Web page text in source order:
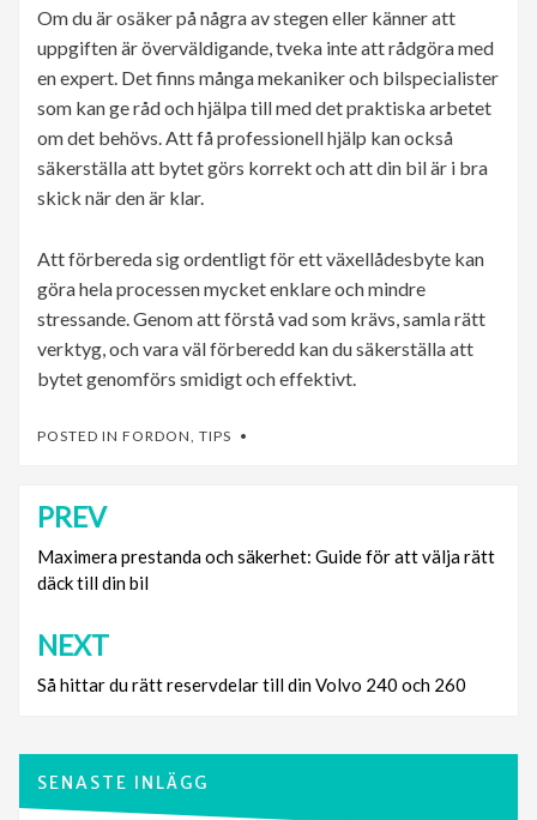
Om du är osäker på några av stegen eller känner att
uppgiften är överväldigande, tveka inte att rådgöra med
en expert. Det finns många mekaniker och bilspecialister
som kan ge råd och hjälpa till med det praktiska arbetet
om det behövs. Att få professionell hjälp kan också
säkerställa att bytet görs korrekt och att din bil är i bra
skick när den är klar.
Att förbereda sig ordentligt för ett växellådesbyte kan
göra hela processen mycket enklare och mindre
stressande. Genom att förstå vad som krävs, samla rätt
verktyg, och vara väl förberedd kan du säkerställa att
bytet genomförs smidigt och effektivt.
POSTED IN FORDON TIPS
Inläggsnavigering
PREV
Maximera prestanda och säkerhet: Guide för att välja rätt
däck till din bil
NEXT
Så hittar du rätt reservdelar till din Volvo 240 och 260
SENASTE INLÄGG